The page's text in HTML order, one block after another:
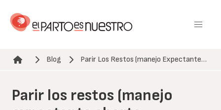
contenido
Ruta de navegación
Blog Parir Los Restos (manejo Expectante…
Parir los restos (manejo